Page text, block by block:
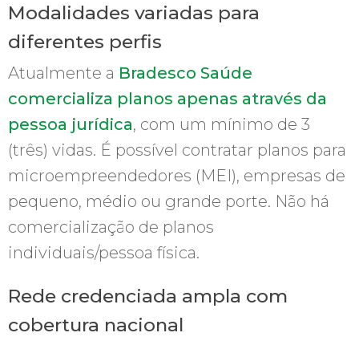
Modalidades variadas para
diferentes perfis
Atualmente a Bradesco Saúde
comercializa planos apenas através da
pessoa jurídica, com um mínimo de 3
(três) vidas. É possível contratar planos para
microempreendedores (MEI), empresas de
pequeno, médio ou grande porte. Não há
comercialização de planos
individuais/pessoa física.
Rede credenciada ampla com
cobertura nacional